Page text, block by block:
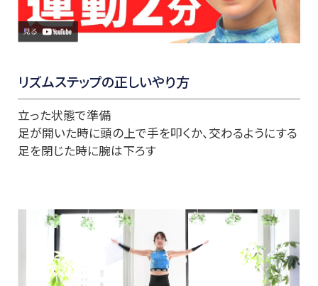
リズムステップの正しいやり方
立った状態で準備
足が開いた時に頭の上で手を叩くか、交わるようにする
足を閉じた時に腕は下ろす